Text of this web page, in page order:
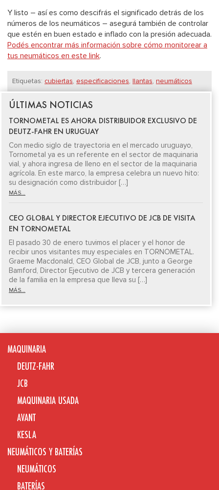
Y listo – así es como descifrás el significado detrás de los
números de los neumáticos – asegurá también de controlar
que estén en buen estado e inflado con la presión adecuada.
Podés encontrar más información sobre cómo monitorear a
tus neumáticos en este link.
Etiquetas: cubiertas, especificaciones, llantas, neumáticos
ÚLTIMAS NOTICIAS
TORNOMETAL ES AHORA DISTRIBUIDOR EXCLUSIVO DE
DEUTZ-FAHR EN URUGUAY
Con medio siglo de trayectoria en el mercado uruguayo,
Tornometal ya es un referente en el sector de maquinaria
vial, y ahora ingresa de lleno en el sector de la maquinaria
agrícola. En este marco, la empresa celebra un nuevo hito:
su designación como distribuidor […]
MÁS...
CEO GLOBAL Y DIRECTOR EJECUTIVO DE JCB DE VISITA
EN TORNOMETAL
El pasado 30 de enero tuvimos el placer y el honor de
recibir unos visitantes muy especiales en TORNOMETAL.
Graeme Macdonald, CEO Global de JCB, junto a George
Bamford, Director Ejecutivo de JCB y tercera generación
de la familia en la empresa que lleva su […]
MÁS...
MAQUINARIA
DEUTZ-FAHR
JCB
MAQUINARIA USADA
AVANT
KESLA
NEUMÁTICOS Y BATERÍAS
NEUMÁTICOS
BATERÍAS